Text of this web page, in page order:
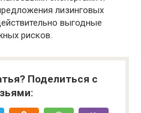
лизинговых
выгодные
рисков.
Поделиться с